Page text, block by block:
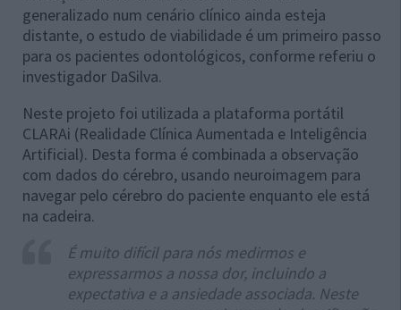
generalizado num cenário clínico ainda esteja
distante, o estudo de viabilidade é um primeiro passo
para os pacientes odontológicos, conforme referiu o
investigador DaSilva.
Neste projeto foi utilizada a plataforma portátil
CLARAi (Realidade Clínica Aumentada e Inteligência
Artificial). Desta forma é combinada a observação
com dados do cérebro, usando neuroimagem para
navegar pelo cérebro do paciente enquanto ele está
na cadeira.
É muito difícil para nós medirmos e
expressarmos a nossa dor, incluindo a
expectativa e a ansiedade associada. Neste